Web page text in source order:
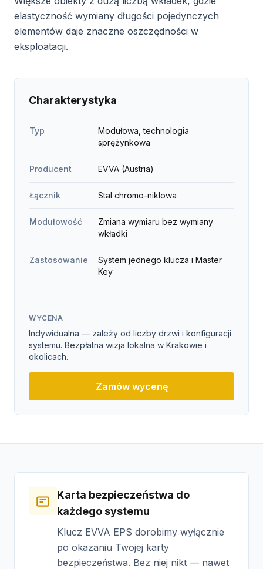
elastyczność wymiany długości pojedynczych
elementów daje znaczne oszczędności w
eksploatacji.
Charakterystyka
Typ
Modułowa, technologia
sprężynkowa
Producent EVVA (Austria)
Łącznik Stal chromo-niklowa
Modułowość
Zmiana wymiaru bez wymiany
wkładki
Zastosowanie
System jednego klucza i Master
Key
WYCENA
Indywidualna — zależy od liczby drzwi i konfiguracji
systemu. Bezpłatna wizja lokalna w Krakowie i
okolicach.
Zamów wycenę
Karta bezpieczeństwa do
każdego systemu
Klucz EVVA EPS dorobimy wyłącznie
po okazaniu Twojej karty
bezpieczeństwa. Bez niej nikt — nawet